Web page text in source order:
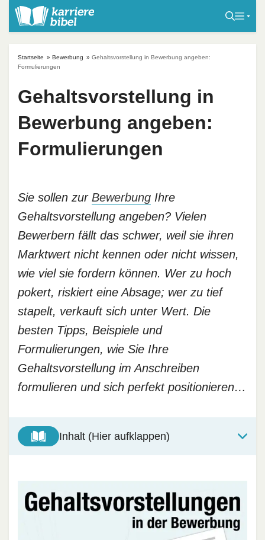
Startseite » Bewerbung » Gehaltsvorstellung in Bewerbung angeben:
Formulierungen
Gehaltsvorstellung in
Bewerbung angeben:
Formulierungen
Sie sollen zur Bewerbung Ihre
Gehaltsvorstellung angeben? Vielen
Bewerbern fällt das schwer, weil sie ihren
Marktwert nicht kennen oder nicht wissen,
wie viel sie fordern können. Wer zu hoch
pokert, riskiert eine Absage; wer zu tief
stapelt, verkauft sich unter Wert. Die
besten Tipps, Beispiele und
Formulierungen, wie Sie Ihre
Gehaltsvorstellung im Anschreiben
formulieren und sich perfekt positionieren…
Inhalt (Hier aufklappen)